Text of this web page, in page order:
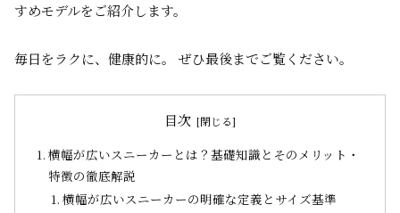
すめモデルをご紹介します。
毎日をラクに、健康的に。 ぜひ最後までご覧ください。
目次
横幅が広いスニーカーとは？基礎知識とそのメリット・
特徴の徹底解説
横幅が広いスニーカーの明確な定義とサイズ基準